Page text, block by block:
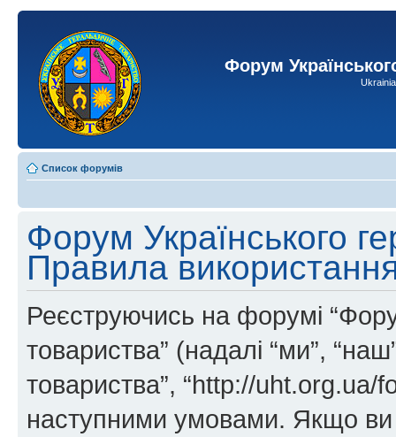
Форум
Список форумів
Форум Українського
Правила
Реєструючись на форумі
товариства” (надалі “ми”,
товариства”, “http://uht.org.ua/
наступними умовами. Якщо ви